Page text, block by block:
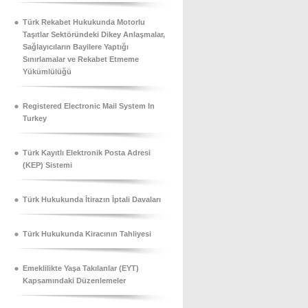
Türk Rekabet Hukukunda Motorlu
Taşıtlar Sektöründeki Dikey Anlaşmalar,
Sağlayıcıların Bayilere Yaptığı
Sınırlamalar ve Rekabet Etmeme
Yükümlülüğü
Registered Electronic Mail System In
Turkey
Türk Kayıtlı Elektronik Posta Adresi
(KEP) Sistemi
Türk Hukukunda İtirazın İptali Davaları
Türk Hukukunda Kiracının Tahliyesi
Emeklilikte Yaşa Takılanlar (EYT)
Kapsamındaki Düzenlemeler